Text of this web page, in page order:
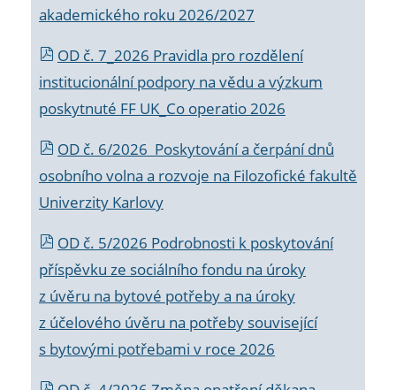
akademického roku 2026/2027
OD č. 7_2026 Pravidla pro rozdělení
institucionální podpory na vědu a výzkum
poskytnuté FF UK_Co operatio 2026
OD č. 6/2026 Poskytování a čerpání dnů
osobního volna a rozvoje na Filozofické fakultě
Univerzity Karlovy
OD č. 5/2026 Podrobnosti k poskytování
příspěvku ze sociálního fondu na úroky
z úvěru na bytové potřeby a na úroky
z účelového úvěru na potřeby související
s bytovými potřebami v roce 2026